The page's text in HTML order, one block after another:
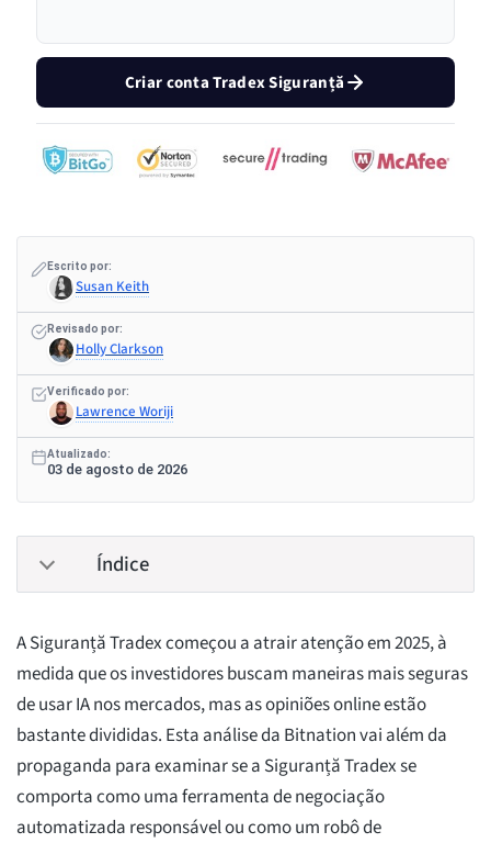
Criar conta Tradex Siguranță
Escrito por:
Susan Keith
Revisado por:
Holly Clarkson
Verificado por:
Lawrence Woriji
Atualizado:
03 de agosto de 2026
Índice
A Siguranță Tradex começou a atrair atenção em 2025, à
medida que os investidores buscam maneiras mais seguras
de usar IA nos mercados, mas as opiniões online estão
bastante divididas. Esta análise da Bitnation vai além da
propaganda para examinar se a Siguranță Tradex se
comporta como uma ferramenta de negociação
automatizada responsável ou como um robô de